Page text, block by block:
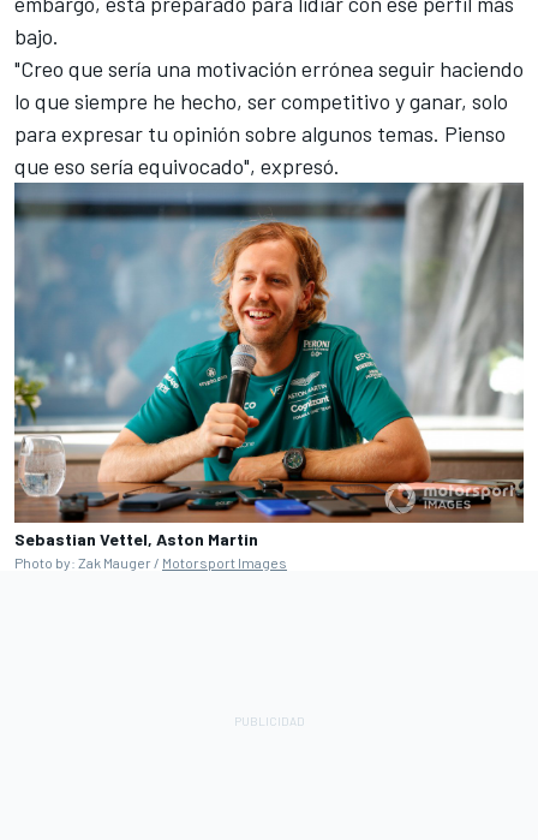
bajo.
"Creo que sería una motivación errónea seguir haciendo
lo que siempre he hecho, ser competitivo y ganar, solo
para expresar tu opinión sobre algunos temas. Pienso
que eso sería equivocado", expresó.
Sebastian Vettel, Aston Martin
Photo by: Zak Mauger / Motorsport Images